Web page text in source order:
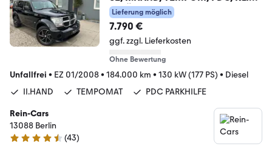
A/TÜV-NEU/
Lieferung möglich
7.790 €
ggf. zzgl. Lieferkosten
Ohne Bewertung
Unfallfrei • EZ 01/2008• 184.000 km • 130 kW (177 PS) • Diesel
II.HAND
TEMPOMAT PDC PARKHILFE
Rein-Cars
13088 Berlin
4.7 Sterne
(43)